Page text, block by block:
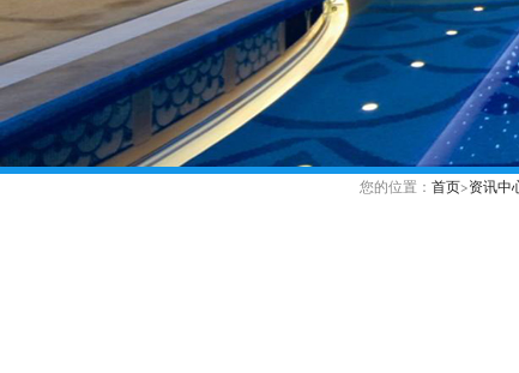
您的位置： 首页>资讯中